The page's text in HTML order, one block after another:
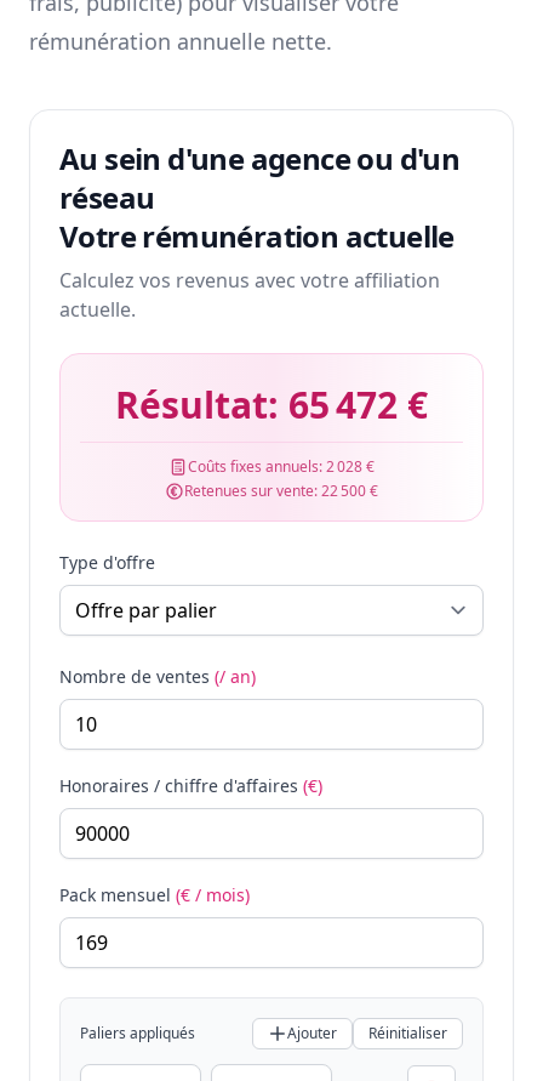
rémunération annuelle nette.
Au sein d'une agence ou d'un
réseau
Votre rémunération actuelle
Calculez vos revenus avec votre affiliation
actuelle.
Résultat: 65 472 €
Coûts fixes annuels:2 028 €
Retenues sur vente:22 500 €
Type d'offre
Nombre de ventes (/ an)
Honoraires / chiffre d'affaires (€)
Pack mensuel (€ / mois)
Paliers appliqués Ajouter Réinitialiser